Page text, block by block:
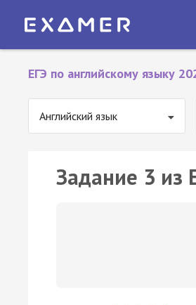
ЕГЭ по английскому языку
Английский язык
Задание 3 из